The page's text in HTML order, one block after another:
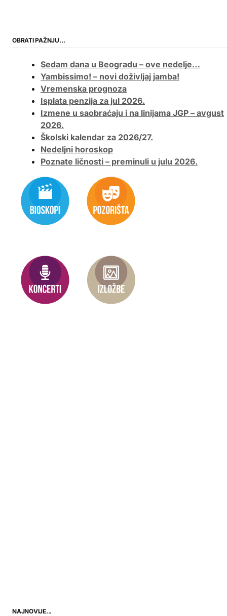
OBRATI PAŽNJU…
Sedam dana u Beogradu – ove nedelje…
Yambissimo! – novi doživljaj jamba!
Vremenska prognoza
Isplata penzija za jul 2026.
Izmene u saobraćaju i na linijama JGP – avgust
2026.
Školski kalendar za 2026/27.
Nedeljni horoskop
Poznate ličnosti – preminuli u julu 2026.
NAJNOVIJE...